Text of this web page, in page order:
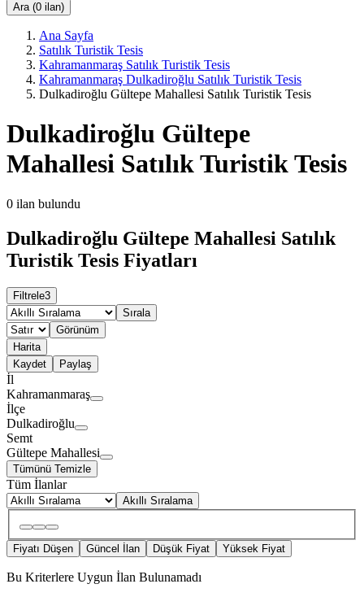
Ara (0 ilan)
Ana Sayfa
Satılık Turistik Tesis
Kahramanmaraş Satılık Turistik Tesis
Kahramanmaraş Dulkadiroğlu Satılık Turistik Tesis
Dulkadiroğlu Gültepe Mahallesi Satılık Turistik Tesis
Dulkadiroğlu Gültepe
Mahallesi Satılık Turistik Tesis
0 ilan bulundu
Dulkadiroğlu Gültepe Mahallesi Satılık
Turistik Tesis Fiyatları
Filtrele3
Sırala
Görünüm
Harita
Kaydet
Paylaş
İl
Kahramanmaraş
İlçe
Dulkadiroğlu
Semt
Gültepe Mahallesi
Tümünü Temizle
Tüm İlanlar
Akıllı Sıralama
Fiyatı Düşen Güncel İlan Düşük Fiyat Yüksek Fiyat
Bu Kriterlere Uygun İlan Bulunamadı